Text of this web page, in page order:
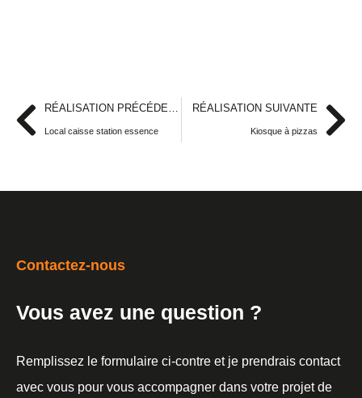
RÉALISATION PRÉCÉDENTE
Local caisse station essence
RÉALISATION SUIVANTE
Kiosque à pizzas
Contactez-nous
Vous avez une question ?
Remplissez le formulaire ci-contre et je prendrais contact
avec vous pour vous accompagner dans votre projet de